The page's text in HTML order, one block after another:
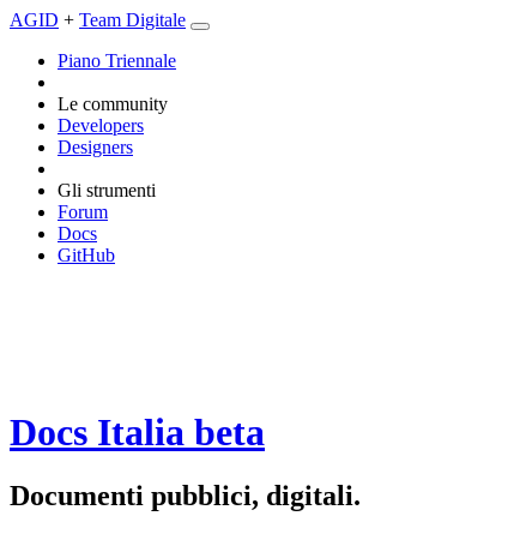
AGID + Team Digitale
Piano Triennale
Le community
Developers
Designers
Gli strumenti
Forum
Docs
GitHub
Docs Italia beta
Documenti pubblici, digitali.